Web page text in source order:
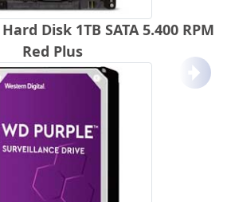
Disk 1TB SATA 5.400 RPM
Red Plus